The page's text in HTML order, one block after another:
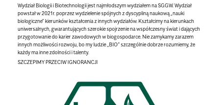
Wydział Biologii i Biotechnologii jest najmłodszym wydziałem na SGGW. Wydział
powstał w 2021r. poprzez wydzielenie spójnych z dyscypliną naukową „nauki
biologiczne” kierunków kształcenia z innych wydziałów. Kształcimy na kierunkach
uniwersalnych, gwarantujących szerokie spojrzenie na współczesny świat i dających
przygotowanie do karier zawodowych w biogospodarce. Nie zamykamy zarazem
innych możliwości rozwoju, bo my ludzie „BIO” szczególnie dobrze rozumiemy, że
każdy ma inne zdolności i talenty.
SZCZEPIMY PRZECIW IGNORANCJI